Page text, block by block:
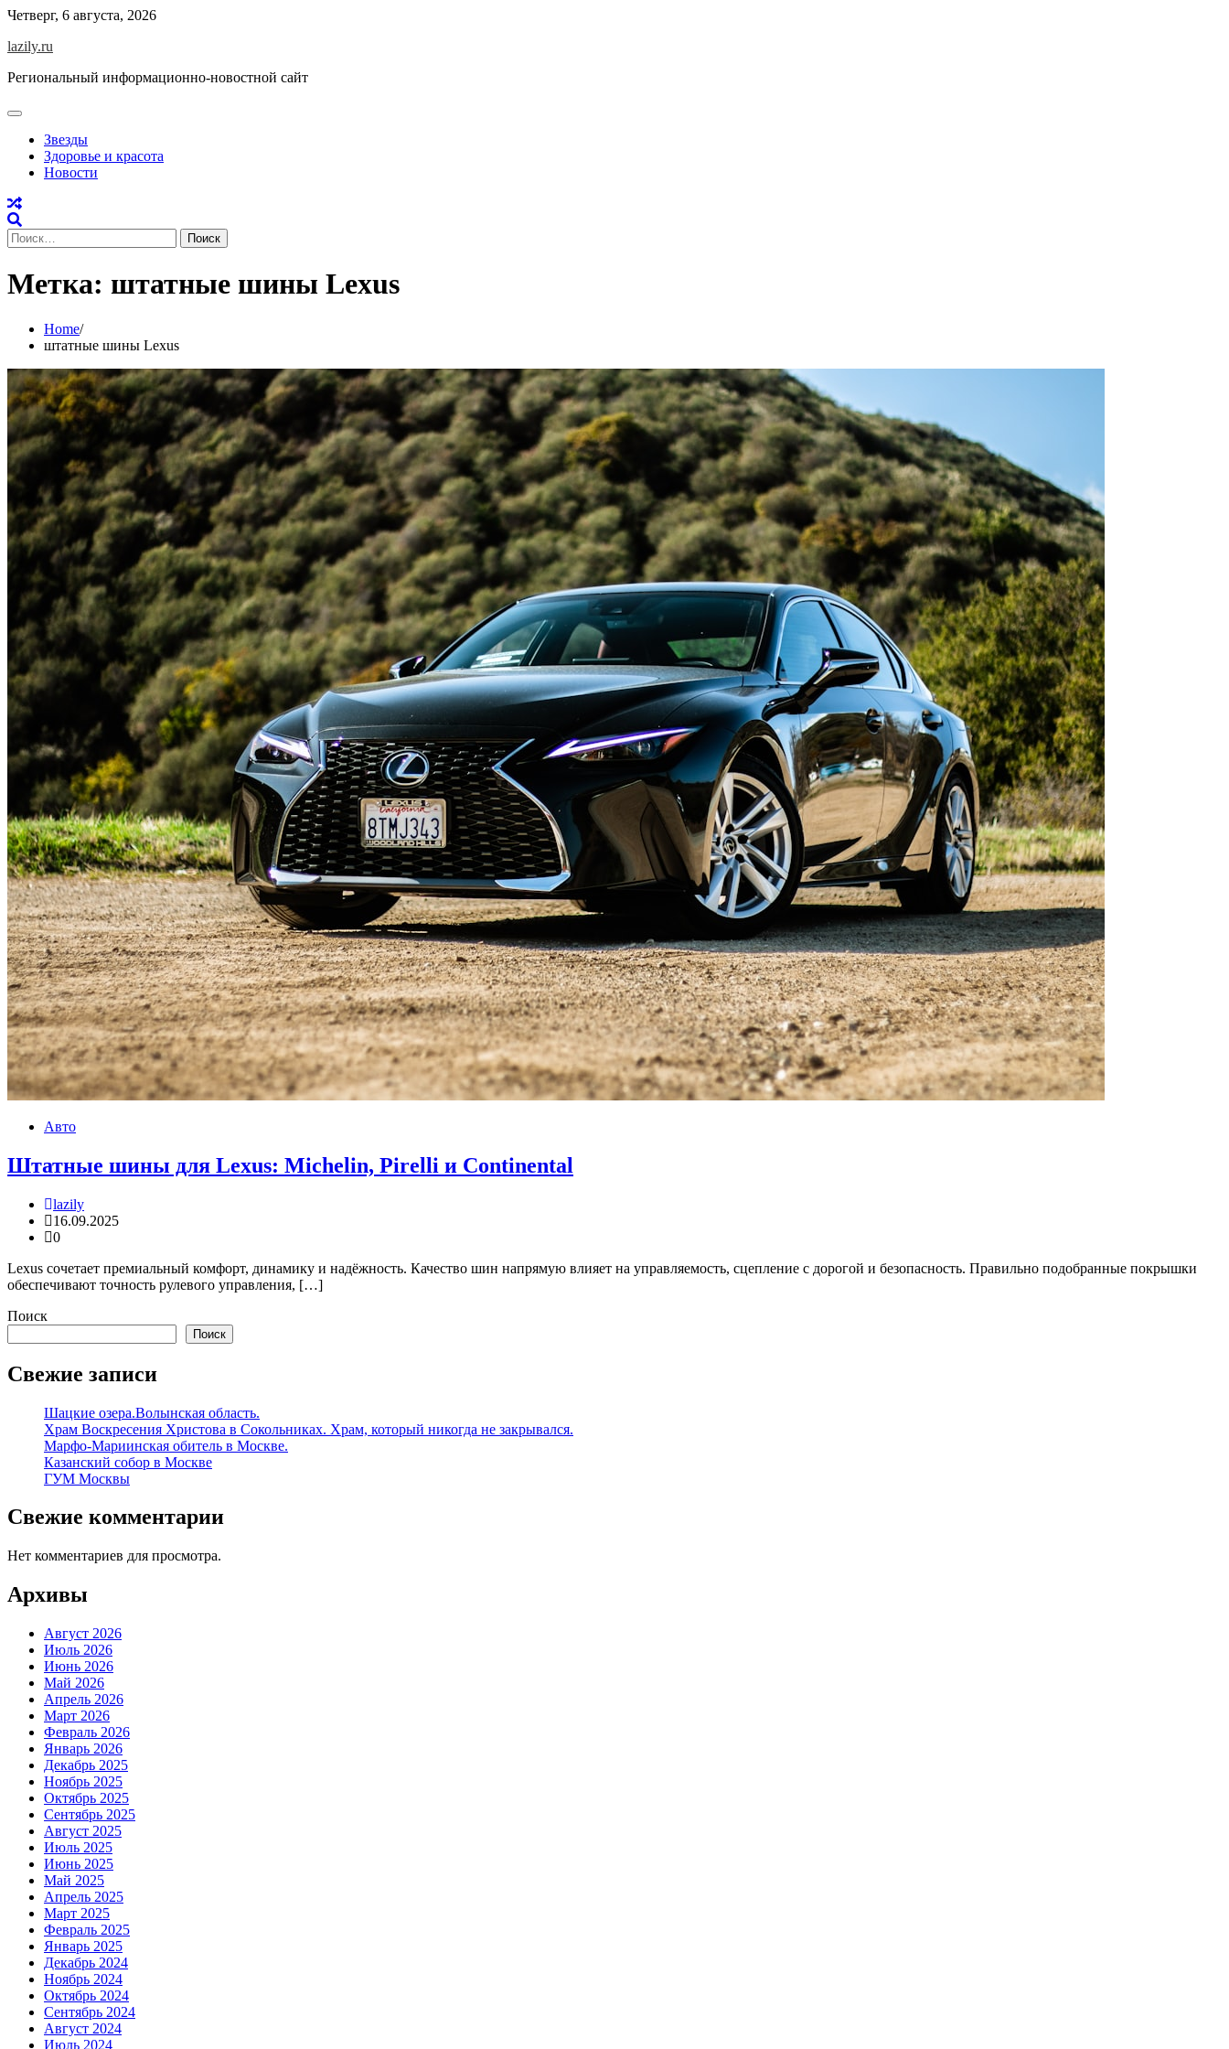
Skip
content
Четверг, 6 августа, 2026
lazily.ru
Региональный информационно-новостной сайт
Звезды
Здоровье и красота
Новости
Найти:
Метка: штатные шины Lexus
Home
штатные шины Lexus
Авто
Штатные шины для Lexus: Michelin, Pirelli и Continental
lazily
16.09.2025
0
Lexus сочетает премиальный комфорт, динамику и надёжность. Качество шин напрямую влияет на управляемость, сцепление с дорогой и безопасность. Правильно подобранные покрышки
обеспечивают точность рулевого управления, […]
Поиск
Поиск
Свежие записи
Шацкие озера.Волынская область.
Храм Воскресения Христова в Сокольниках. Храм, который никогда не закрывался.
Марфо-Мариинская обитель в Москве.
Казанский собор в Москве
ГУМ Москвы
Свежие комментарии
Нет комментариев для просмотра.
Архивы
Август 2026
Июль 2026
Июнь 2026
Май 2026
Апрель 2026
Март 2026
Февраль 2026
Январь 2026
Декабрь 2025
Ноябрь 2025
Октябрь 2025
Сентябрь 2025
Август 2025
Июль 2025
Июнь 2025
Май 2025
Апрель 2025
Март 2025
Февраль 2025
Январь 2025
Декабрь 2024
Ноябрь 2024
Октябрь 2024
Сентябрь 2024
Август 2024
Июль 2024